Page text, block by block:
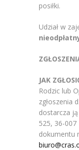
posiłki.
Udział w
JAK
Rodzic lub
zgłoszenia
dostarcza
525, 36-007
dokumentu